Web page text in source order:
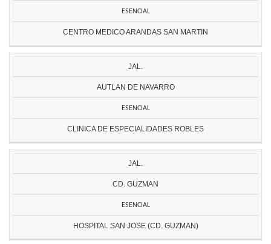
ESENCIAL
CENTRO MEDICO ARANDAS SAN MARTIN
JAL.
AUTLAN DE NAVARRO
ESENCIAL
CLINICA DE ESPECIALIDADES ROBLES
JAL.
CD. GUZMAN
ESENCIAL
HOSPITAL SAN JOSE (CD. GUZMAN)